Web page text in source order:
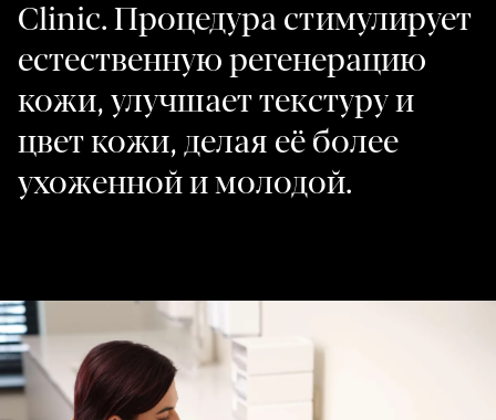
Clinic. Процедура стимулирует
естественную регенерацию
кожи, улучшает текстуру и
цвет кожи, делая её более
ухоженной и молодой.